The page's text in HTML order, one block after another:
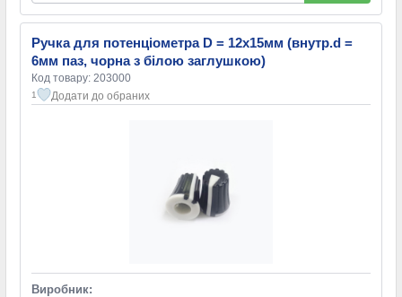
Ручка для потенціометра D = 12x15мм (внутр.d =
6мм паз, чорна з білою заглушкою)
Код товару: 203000
1 Додати до обраних
Виробник: